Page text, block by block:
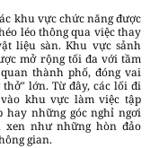
khu vực chức năng được
léo thông qua việc thay
liệu sàn. Khu vực sảnh
mở rộng tối đa với tầm
thành phố, đóng vai
lớn. Từ đây, các lối đi
khu vực làm việc tập
hay những góc nghỉ ngơi
như những hòn đảo
gian.